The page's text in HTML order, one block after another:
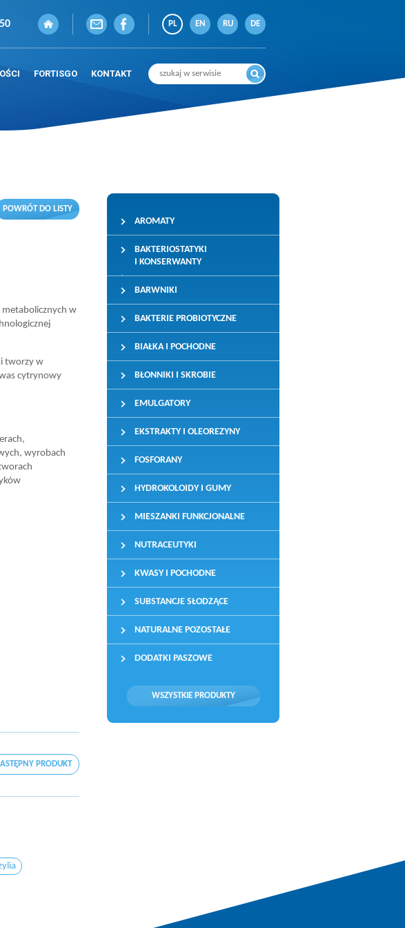
PL EN RU DE
FORTISGO KONTAKT
AROMATY
BAKTERIOSTATYKI
I KONSERWANTY
BARWNIKI
BAKTERIE PROBIOTYCZNE
BIAŁKA I POCHODNE
BŁONNIKI I SKROBIE
EMULGATORY
EKSTRAKTY I OLEOREZYNY
FOSFORANY
HYDROKOLOIDY I GUMY
MIESZANKI FUNKCJONALNE
NUTRACEUTYKI
KWASY I POCHODNE
SUBSTANCJE SŁODZĄCE
NATURALNE POZOSTAŁE
DODATKI PASZOWE
WSZYSTKIE PRODUKTY
POWRÓT DO LISTY
metabolicznych w
tworzy w
cytrynowy
wyrobach
PRODUKT